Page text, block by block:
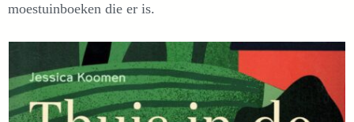
moestuinboeken die er is.